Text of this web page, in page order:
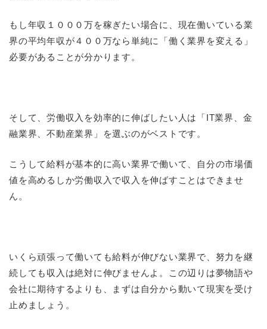
もし年収１０００万を稼ぎたい場合に、現在働いている業
界の平均年収が４００万なら単純に「働く業界を変える」
必要があることが分かります。
そして、労働収入を効率的に伸ばしたい人は「IT業界、金
融業界、不動産業界」を選ぶのがベストです。
こうして給料が基本的に高い業界で働いて、自分の市場価
値を高めるしか労働収入で収入を伸ばすことはできませ
ん。
いくら頑張って働いても給料が伸びない業界で、努力を継
続しても収入は絶対に伸びませんよ。この辺りは夢物語や
会社に期待するよりも、まずは自分から動いて現実を受け
止めましょう。